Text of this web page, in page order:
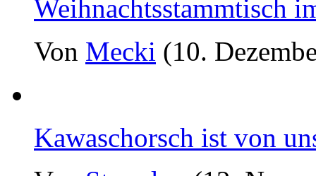
Weihnachtsstammtisch
Von Mecki (10.
Kawaschorsch ist von